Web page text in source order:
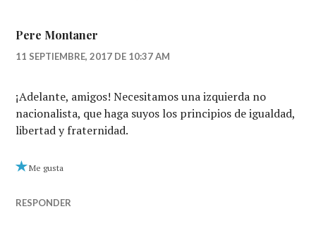
Pere Montaner
11 SEPTIEMBRE, 2017 DE 10:37 AM
¡Adelante, amigos! Necesitamos una izquierda no
nacionalista, que haga suyos los principios de igualdad,
libertad y fraternidad.
Me gusta
RESPONDER